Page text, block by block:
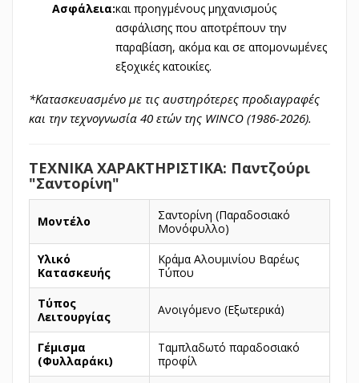
Ασφάλεια:και προηγμένους μηχανισμούς
ασφάλισης που αποτρέπουν την
παραβίαση, ακόμα και σε απομονωμένες
εξοχικές κατοικίες.
*Κατασκευασμένο με τις αυστηρότερες προδιαγραφές
και την τεχνογνωσία 40 ετών της WINCO (1986-2026).
ΤΕΧΝΙΚΑ ΧΑΡΑΚΤΗΡΙΣΤΙΚΑ: Παντζούρι
"Σαντορίνη"
Μοντέλο
Σαντορίνη (Παραδοσιακό
Μονόφυλλο)
Υλικό
Κατασκευής
Κράμα Αλουμινίου Βαρέως
Τύπου
Τύπος
Λειτουργίας
Ανοιγόμενο (Εξωτερικά)
Γέμισμα
(Φυλλαράκι)
Ταμπλαδωτό παραδοσιακό
προφίλ